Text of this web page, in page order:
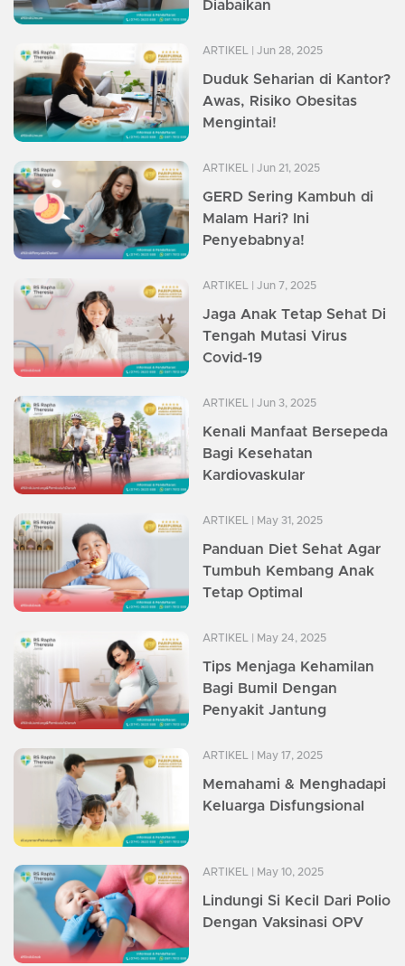
Diabaikan
ARTIKEL | Jun 28, 2025
Duduk Seharian di Kantor?
Awas, Risiko Obesitas
Mengintai!
ARTIKEL | Jun 21, 2025
GERD Sering Kambuh di
Malam Hari? Ini
Penyebabnya!
ARTIKEL | Jun 7, 2025
Jaga Anak Tetap Sehat Di
Tengah Mutasi Virus
Covid-19
ARTIKEL | Jun 3, 2025
Kenali Manfaat Bersepeda
Bagi Kesehatan
Kardiovaskular
ARTIKEL | May 31, 2025
Panduan Diet Sehat Agar
Tumbuh Kembang Anak
Tetap Optimal
ARTIKEL | May 24, 2025
Tips Menjaga Kehamilan
Bagi Bumil Dengan
Penyakit Jantung
ARTIKEL | May 17, 2025
Memahami & Menghadapi
Keluarga Disfungsional
ARTIKEL | May 10, 2025
Lindungi Si Kecil Dari Polio
Dengan Vaksinasi OPV